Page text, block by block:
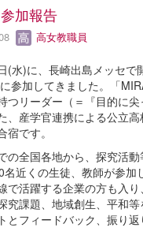
加報告
高女教職員
(水)に、長崎出島メッセで
参加してきました。「
つリーダー（＝『目的に尖
、産学官連携による公立
です。
の全国各地から、探究活
近くの生徒、教師が参加
で活躍する企業の方も入
究課題、地域創生、平和
とフィードバック、振り返